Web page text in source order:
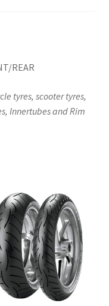
REAR
tyres, scooter tyres,
Innertubes and Rim